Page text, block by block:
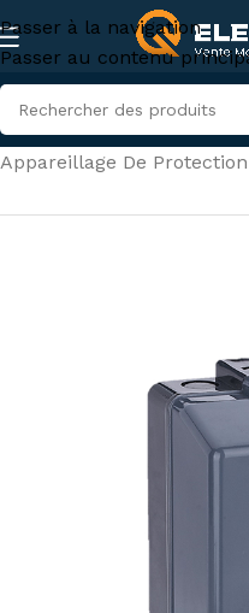
Passer à la navigation
Passer au contenu
Accueil/Électricité
Appareillage De